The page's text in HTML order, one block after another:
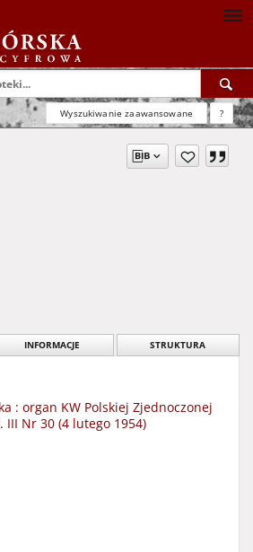
Wyszukiwanie zaawansowane ?
INFORMACJE STRUKTURA
: organ KW Polskiej Zjednoczonej
III Nr 30 (4 lutego 1954)